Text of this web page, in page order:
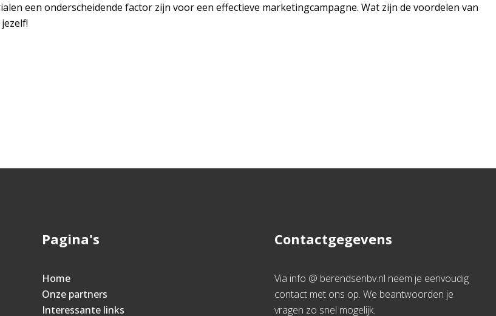
een onderscheidende factor zijn voor een effectieve marketingcampagne. Wat zijn de voordelen van
Pagina's
Home
Onze partners
Interessante links
Contactgegevens
Via info @ berendsenbv.nl neem je eenvoudig
contact met ons op. We beantwoorden je
vragen zo snel mogelijk.